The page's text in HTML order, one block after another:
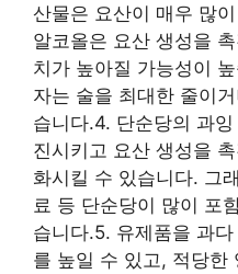
산물은 요산이 매우 많
알코올은 요산 생성을
치가 높아질 가능성이
자는 술을 최대한 줄이
습니다.4. 단순당의 과
진시키고 요산 생성을
화시킬 수 있습니다. 그
료 등 단순당이 많이 포
습니다.5. 유제품을 과
를 높일 수 있고, 적당한